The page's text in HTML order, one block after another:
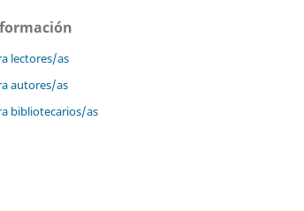
lectores/as
autores/as
bibliotecarios/as